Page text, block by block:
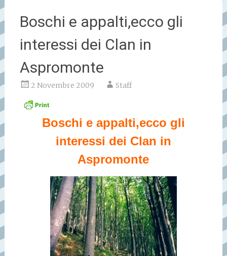
Boschi e appalti,ecco gli
interessi dei Clan in
Aspromonte
2 Novembre 2009 Staff
Boschi e appalti,ecco gli
interessi dei Clan in
Aspromonte